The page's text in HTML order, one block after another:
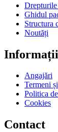
Ghidul
Structura
Noutăți
Informații
Angajări
Termeni
Politica
Cookies
Contact